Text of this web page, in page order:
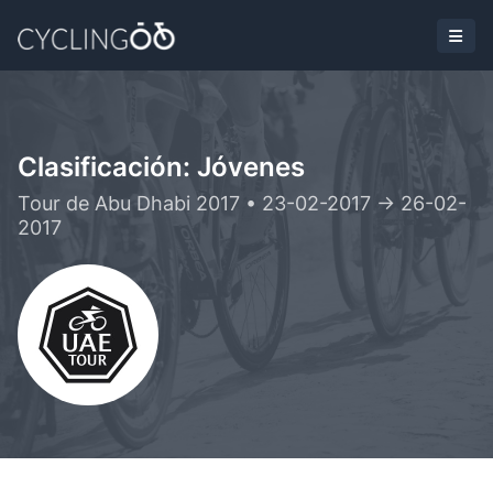
Clasificación: Jóvenes
Tour de Abu Dhabi 2017 • 23-02-2017 -> 26-02-
2017